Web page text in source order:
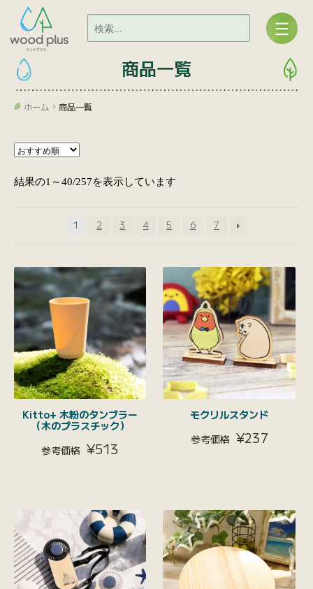
商品一覧
ホーム 商品一覧
結果の1～40/257を表示しています
1 2 3 4 5 6 7
Kitto+ 木粉のタンブラー
（木のプラスチック）
¥513
モクリルスタンド
¥237